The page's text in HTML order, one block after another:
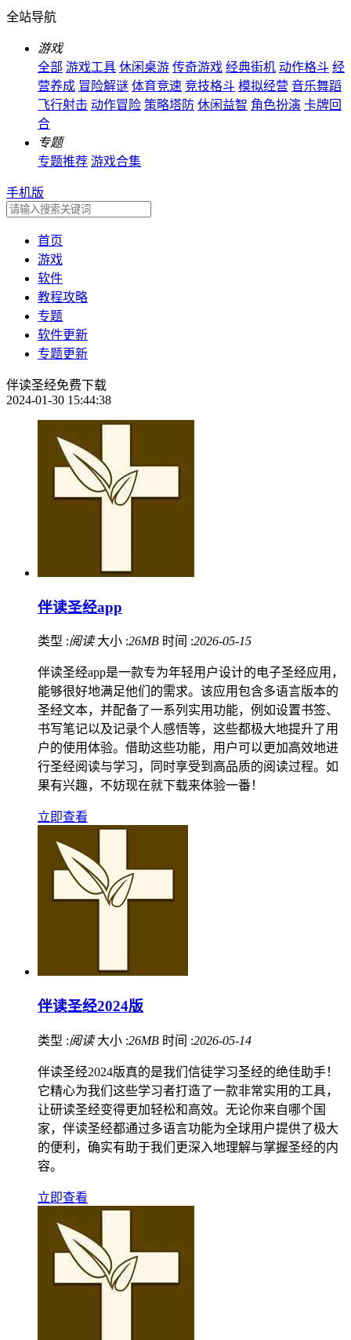
全站导航
游戏
全部 游戏工具 休闲桌游 传奇游戏 经典街机 动作格斗 经
营养成 冒险解谜 体育竞速 竞技格斗 模拟经营 音乐舞蹈
飞行射击 动作冒险 策略塔防 休闲益智 角色扮演 卡牌回
合
专题
专题推荐 游戏合集
手机版
首页
游戏
软件
教程攻略
专题
软件更新
专题更新
伴读圣经免费下载
2024-01-30 15:44:38
伴读圣经app
类型 :阅读 大小 :26MB 时间 :2026-05-15
伴读圣经app是一款专为年轻用户设计的电子圣经应用，
能够很好地满足他们的需求。该应用包含多语言版本的
圣经文本，并配备了一系列实用功能，例如设置书签、
书写笔记以及记录个人感悟等，这些都极大地提升了用
户的使用体验。借助这些功能，用户可以更加高效地进
行圣经阅读与学习，同时享受到高品质的阅读过程。如
果有兴趣，不妨现在就下载来体验一番！
立即查看
伴读圣经2024版
类型 :阅读 大小 :26MB 时间 :2026-05-14
伴读圣经2024版真的是我们信徒学习圣经的绝佳助手！
它精心为我们这些学习者打造了一款非常实用的工具，
让研读圣经变得更加轻松和高效。无论你来自哪个国
家，伴读圣经都通过多语言功能为全球用户提供了极大
的便利，确实有助于我们更深入地理解与掌握圣经的内
容。
立即查看